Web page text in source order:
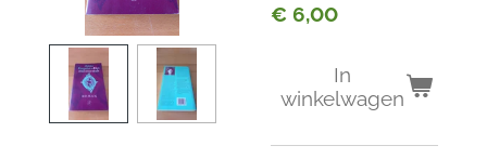
€ 6,00
In
winkelwagen